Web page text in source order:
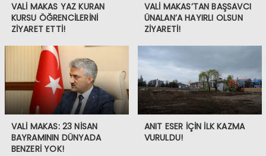
VALİ MAKAS YAZ KURAN
KURSU ÖĞRENCİLERİNİ
ZİYARET ETTİ!
VALİ MAKAS’TAN BAŞSAVCI
ÜNALAN’A HAYIRLI OLSUN
ZİYARETİ!
VALİ MAKAS: 23 NİSAN
BAYRAMININ DÜNYADA
BENZERİ YOK!
ANIT ESER İÇİN İLK KAZMA
VURULDU!